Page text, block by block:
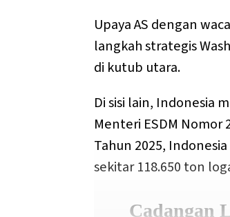
Upaya AS dengan
langkah strategis
di kutub utara.
Di sisi lain, Indonesia
Menteri ESDM Nomor
Tahun 2025,
sekitar 118.650 ton